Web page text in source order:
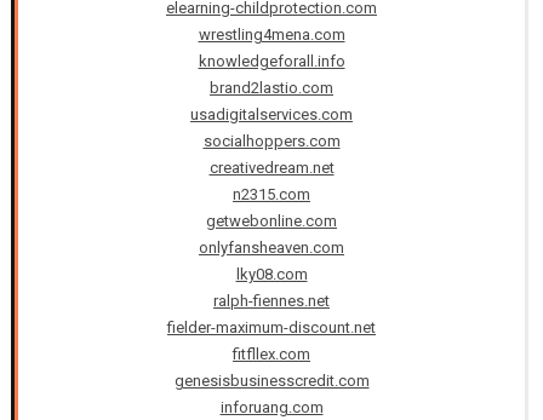
elearning-childprotection.com
wrestling4mena.com
knowledgeforall.info
brand2lastio.com
usadigitalservices.com
socialhoppers.com
creativedream.net
n2315.com
getwebonline.com
onlyfansheaven.com
lky08.com
ralph-fiennes.net
fielder-maximum-discount.net
fitfllex.com
genesisbusinesscredit.com
inforuang.com